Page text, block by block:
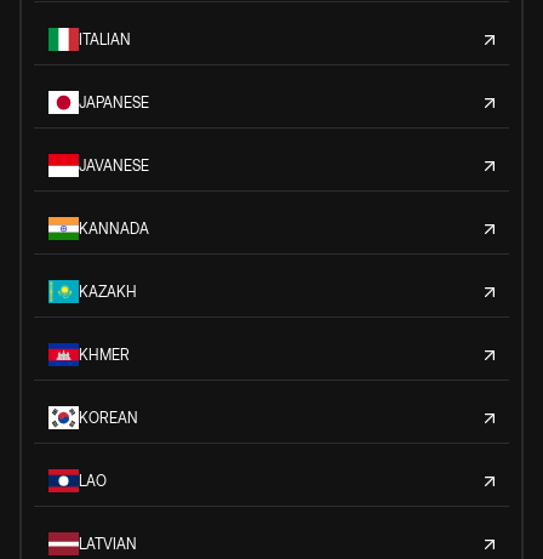
ITALIAN
JAPANESE
JAVANESE
KANNADA
KAZAKH
KHMER
KOREAN
LAO
LATVIAN